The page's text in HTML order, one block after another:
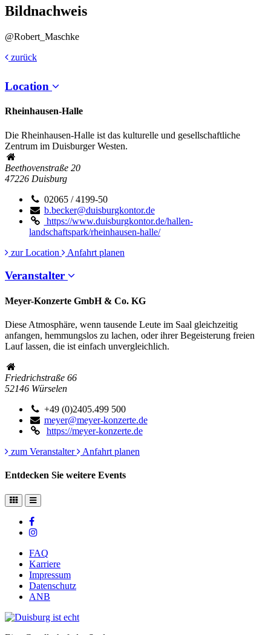
Bildnachweis
@Robert_Maschke
zurück
Location
Rheinhausen-Halle
Die Rheinhausen-Halle ist das kulturelle und gesellschaftliche
Zentrum im Duisburger Westen.
Beethovenstraße 20
47226 Duisburg
02065 / 4199-50
b.becker@duisburgkontor.de
https://www.duisburgkontor.de/hallen-
landschaftspark/rheinhausen-halle/
zur Location
Anfahrt planen
Veranstalter
Meyer-Konzerte GmbH & Co. KG
Diese Atmosphäre, wenn tausende Leute im Saal gleichzeitig
anfangen, hemmungslos zu lachen, oder ihrer Begeisterung freien
Lauf lassen, die ist einfach unvergleichlich.
Friedrichstraße 66
52146 Würselen
+49 (0)2405.499 500
meyer@meyer-konzerte.de
https://meyer-konzerte.de
zum Veranstalter
Anfahrt planen
Entdecken Sie weitere Events
FAQ
Karriere
Impressum
Datenschutz
ANB